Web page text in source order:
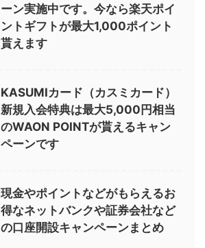
ーン実施中です。今なら楽天ポイ
ントギフトが最大1,000ポイント
貰えます
KASUMIカード（カスミカード）
新規入会特典は最大5,000円相当
のWAON POINTが貰えるキャン
ペーンです
現金やポイントなどがもらえるお
得なネットバンクや証券会社など
の口座開設キャンペーンまとめ